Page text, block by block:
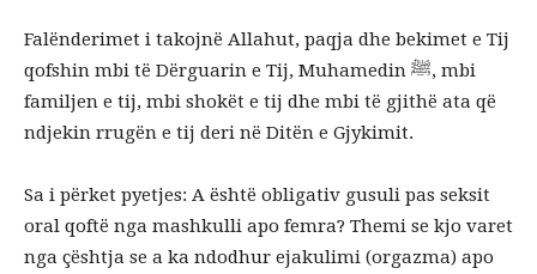
Falënderimet i takojnë Allahut, paqja dhe bekimet e Tij
qofshin mbi të Dërguarin e Tij, Muhamedin ﷺ, mbi
familjen e tij, mbi shokët e tij dhe mbi të gjithë ata që
ndjekin rrugën e tij deri në Ditën e Gjykimit.
Sa i përket pyetjes: A është obligativ gusuli pas seksit
oral qoftë nga mashkulli apo femra? Themi se kjo varet
nga çështja se a ka ndodhur ejakulimi (orgazma) apo